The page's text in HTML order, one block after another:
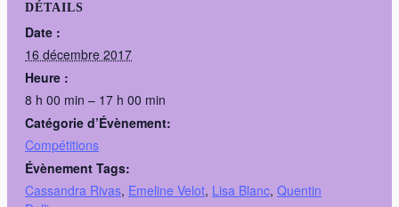
DÉTAILS
Date :
16 décembre 2017
Heure :
8 h 00 min – 17 h 00 min
Catégorie d’Évènement:
Compétitions
Évènement Tags:
Cassandra Rivas, Emeline Velot, Lisa Blanc, Quentin